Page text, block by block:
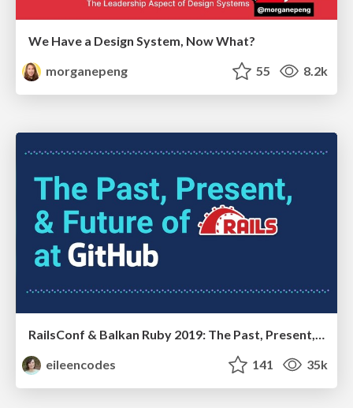
We Have a Design System, Now What?
morganepeng
55 8.2k
RailsConf & Balkan Ruby 2019: The Past, Present, and Future of Rails at GitHub
eileencodes
141 35k